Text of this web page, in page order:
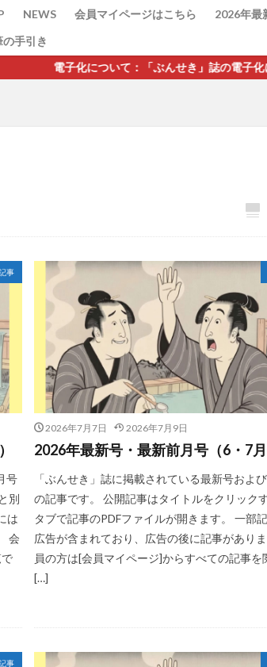
NEWS 会員マイページはこちら 2026年最
の手引き
いて：「ぶんせき」誌の電子化については、2021
事
号
別
は
会
2026年7月7日 2026年7月9日
2026年最新号・最新前月号（6・7月
「ぶんせき」誌に掲載されている最新号およ
の記事です。 公開記事はタイトルをクリック
タブで記事のPDFファイルが開きます。 一部
広告が含まれており、広告の後に記事があり
員の方は[会員マイページ]からすべての記事を
[…]
事